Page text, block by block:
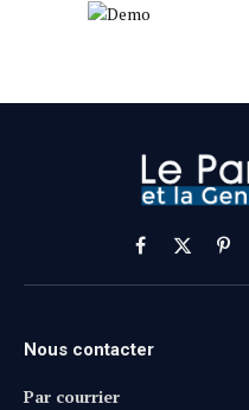
Facebook
X
(Twitter)
Nous contacter
Par courrier